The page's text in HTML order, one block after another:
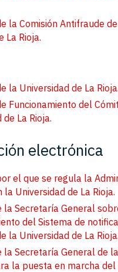
la Comisión Antifraude
La Rioja.
la Universidad de La Rioja.
Funcionamiento del
La Rioja.
electrónica
el que se regula la
la Universidad de La Rioja.
la Secretaría General
del Sistema de
la Universidad de La Rioja.
la Secretaría General de
la puesta en marcha del